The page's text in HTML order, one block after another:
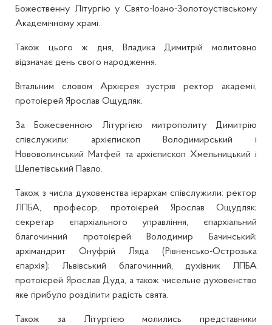
Божественну Літургію у Свято-Іоано-Золотоустівському
Академічному храмі.
Також цього ж дня, Владика Димитрій молитовно
відзначає день свого народження.
Вітальним словом Архієрея зустрів ректор академії,
протоієрей Ярослав Ощудляк.
За Божесвенною Літургією митрополиту Димитрію
співслужили: архієпископ Володимирський і
Нововолинський Матфей та архієпископ Хмельницький і
Шепетівський Павло.
Також з числа духовенства ієрархам співслужили: ректор
ЛПБА, професор, протоієрей Ярослав Ощудляк;
секретар єпархіального управління, єпархіальний
благочинний протоієрей Володимир Бачинський;
архімандрит Онуфрій Ляда (Рівненсько-Острозька
єпархія); Львівський благочинний, духівник ЛПБА
протоієрей Ярослав Дуда, а також чисельне духовенство
яке прибуло розділити радість свята.
Також за Літургією молились представники